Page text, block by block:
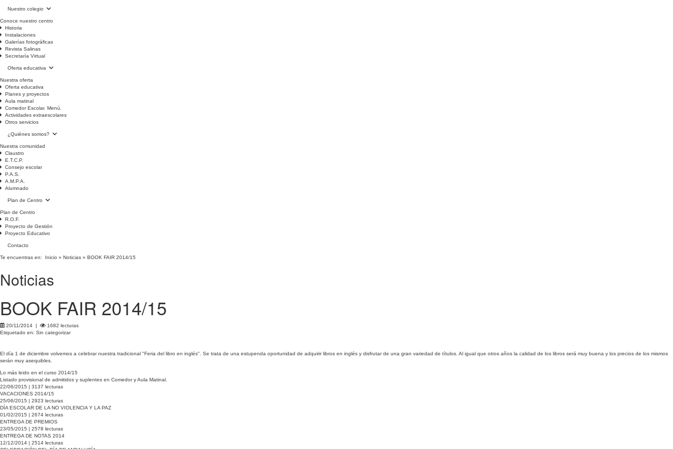
Nuestro colegio
Conoce nuestro centro
Historia
Instalaciones
Galerías fotográficas
Revista Salinas
Secretaría Virtual
Oferta educativa
Nuestra oferta
Oferta educativa
Planes y proyectos
Aula matinal
Comedor Escolar. Menú.
Actividades extraescolares
Otros servicios
¿Quiénes somos?
Nuestra comunidad
Claustro
E.T.C.P.
Consejo escolar
P.A.S.
A.M.P.A.
Alumnado
Plan de Centro
Plan de Centro
R.O.F.
Proyecto de Gestión
Proyecto Educativo
Contacto
Te encuentras en: Inicio » Noticias » BOOK FAIR 2014/15
Noticias
BOOK FAIR 2014/15
20/11/2014 |
1682 lecturas
Etiquetado en: Sin categorizar
El día 1 de diciembre volvemos a celebrar nuestra tradicional "Feria del libro en inglés". Se trata de una estupenda oportunidad de adquirir libros en inglés y disfrutar de una gran variedad de títulos. Al igual que otros años la calidad de los libros será muy buena y los precios de los mismos
serán muy asequibles.
Lo más leido en el curso 2014/15
Listado provisional de admitidos y suplentes en Comedor y Aula Matinal.
22/06/2015 | 3137 lecturas
VACACIONES 2014/15
25/06/2015 | 2923 lecturas
DÍA ESCOLAR DE LA NO VIOLENCIA Y LA PAZ
01/02/2015 | 2674 lecturas
ENTREGA DE PREMIOS
23/05/2015 | 2578 lecturas
ENTREGA DE NOTAS 2014
12/12/2014 | 2514 lecturas